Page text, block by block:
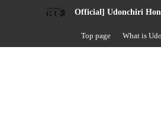
Official] Udonchiri
Top page What is